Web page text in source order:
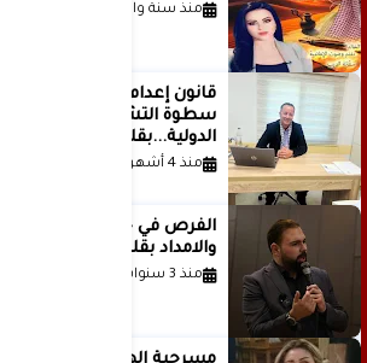
منذ سنة واحدة
قانون إعدام الأسرى
سطوة التشريع وانهيار
الدولية...بقلم الدكتور وسيم
منذ 4 أشهر
والامداد بقلم د. عبادة دعدوش
منذ 3 سنوات